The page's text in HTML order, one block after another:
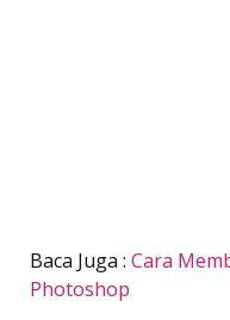
Baca Juga : Cara
Photoshop